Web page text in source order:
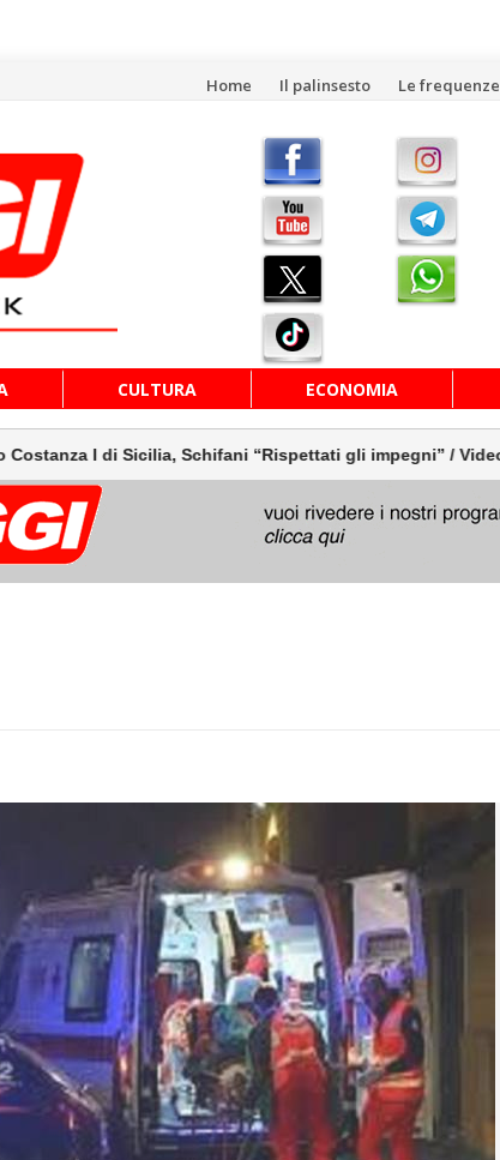
Vai
contenuto
Home Il palinsesto Le frequenze
CULTURA ECONOMIA
I di Sicilia, Schifani “Rispettati gli impegni” / Video